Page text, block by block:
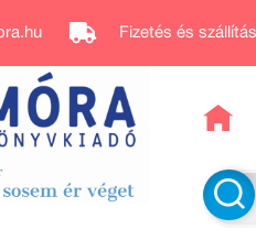
Fizetés és szállítás